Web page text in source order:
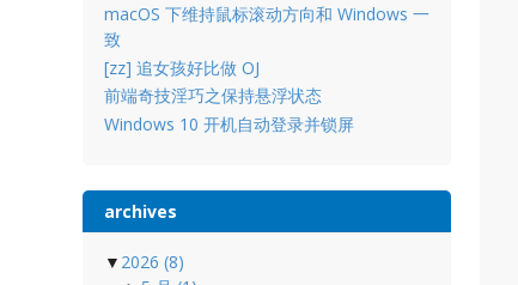
macOS 下维持鼠标滚动方向和 Windows 一
致
[zz] 追女孩好比做 OJ
前端奇技淫巧之保持悬浮状态
Windows 10 开机自动登录并锁屏
archives
▼ 2026 (8)